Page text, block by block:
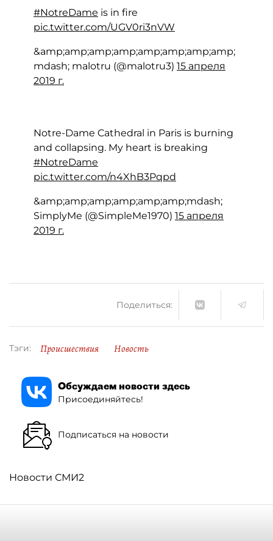
#NotreDame is in fire
pic.twitter.com/UGV0ri3nVW
&amp;amp;amp;amp;amp;amp;amp;amp;
mdash; malotru (@malotru3) 15 апреля
2019 г.
Notre-Dame Cathedral in Paris is burning
and collapsing. My heart is breaking
#NotreDame
pic.twitter.com/n4XhB3Pqpd
&amp;amp;amp;amp;amp;amp;mdash;
SimplyMe (@SimpleMe1970) 15 апреля
2019 г.
Поделиться:
Тэги: Происшествия Новость
Обсуждаем новости здесь
Присоединяйтесь!
Подписаться на новости
Новости СМИ2